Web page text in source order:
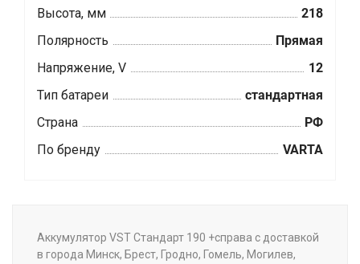
Высота, мм
218
Полярность
Прямая
Напряжение, V
12
Тип батареи
стандартная
Страна
РФ
По бренду
VARTA
Аккумулятор VST Стандарт 190 +справа с доставкой
в города Минск, Брест, Гродно, Гомель, Могилев,